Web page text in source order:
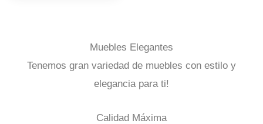
Muebles Elegantes
Tenemos gran variedad de muebles con estilo y
elegancia para ti!
Calidad Máxima